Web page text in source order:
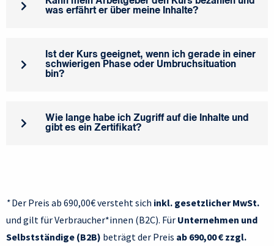
was erfährt er über meine Inhalte?
Ist der Kurs geeignet, wenn ich gerade in einer
schwierigen Phase oder Umbruchsituation
bin?
Wie lange habe ich Zugriff auf die Inhalte und
gibt es ein Zertifikat?
*Der Preis ab 690,00€ versteht sich inkl. gesetzlicher MwSt.
und gilt für Verbraucher*innen (B2C). Für Unternehmen und
Selbstständige (B2B) beträgt der Preis ab 690,00 € zzgl.